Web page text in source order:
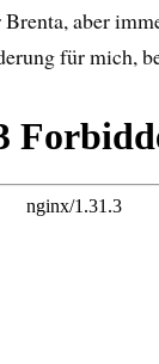
aber
für mich,